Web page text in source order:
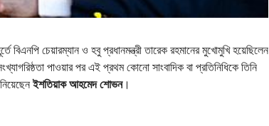
চেয়ারম্যান ও হবু প্রধানমন্ত্রী তারেক রহমানের মুখোমুখি হয়েছিলেন
পাওয়ার পর এই প্রথম কোনো সাংবাদিক বা প্রতিনিধিকে তিনি
ইশতিয়াক আহমেদ শোভন।